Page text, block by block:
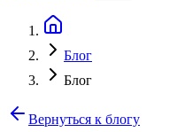
Блог
Блог
Вернуться к блогу